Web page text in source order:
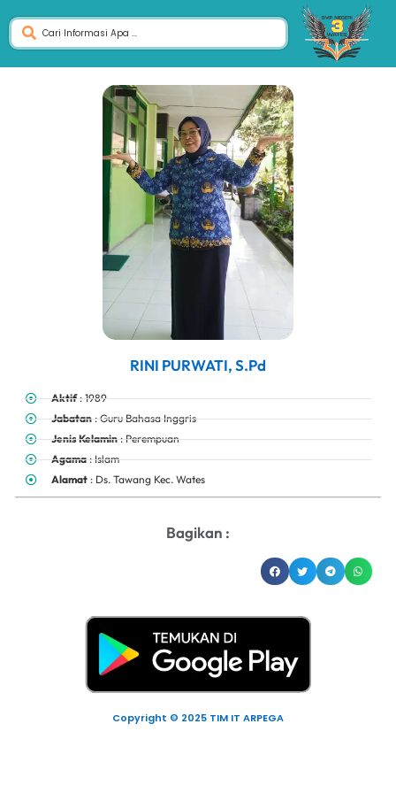
RINI PURWATI, S.Pd
Aktif: 1989
Jabatan: Guru Bahasa Inggris
Jenis Kelamin: Perempuan
Agama: Islam
Alamat : Ds. Tawang Kec. Wates
Bagikan :
Copyright © 2025 TIM IT ARPEGA